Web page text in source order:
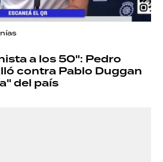
a los 50": Pedro
contra Pablo Duggan
del país